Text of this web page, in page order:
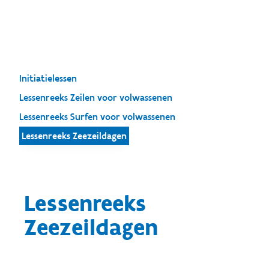
Initiatielessen
Lessenreeks Zeilen voor volwassenen
Lessenreeks Surfen voor volwassenen
Lessenreeks Zeezeildagen
Lessenreeks
Zeezeildagen